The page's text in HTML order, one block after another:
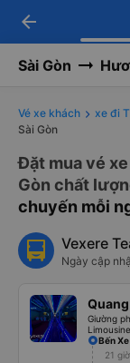
-
arrow_back
Sài Gòn
Vé xe khách xe đi
Sài Gòn
Đặt mua vé
Gòn chất
chuyến mỗi
Vexere
Ngày cập
Giường
Bến
21